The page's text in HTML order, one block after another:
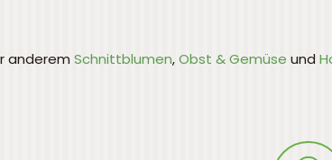
anderem Schnittblumen,Obst & Gemüse und